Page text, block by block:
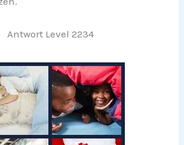
Antwort Level 2234